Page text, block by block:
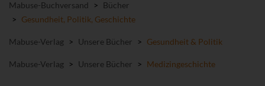
Mabuse-Buchversand > Bücher
> Gesundheit, Politik, Geschichte
Mabuse-Verlag > Unsere Bücher > Gesundheit & Politik
Mabuse-Verlag > Unsere Bücher > Medizingeschichte